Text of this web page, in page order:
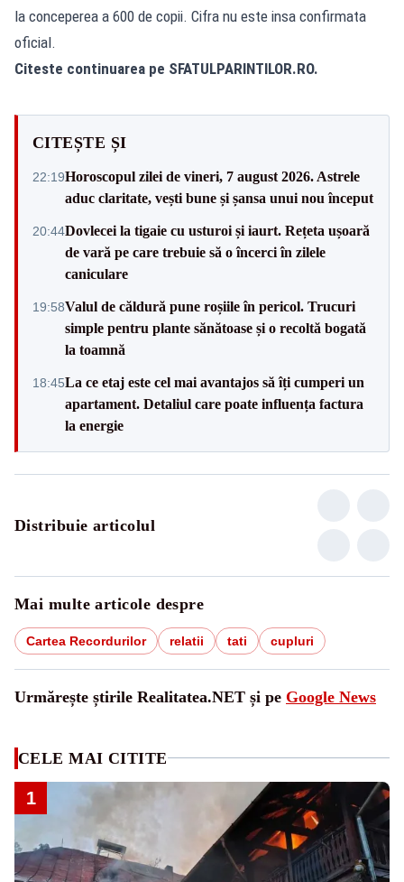
la conceperea a 600 de copii. Cifra nu este insa confirmata
oficial.
Citeste continuarea pe SFATULPARINTILOR.RO.
CITEȘTE ȘI
22:19Horoscopul zilei de vineri, 7 august 2026. Astrele
aduc claritate, vești bune și șansa unui nou început
20:44Dovlecei la tigaie cu usturoi și iaurt. Rețeta ușoară
de vară pe care trebuie să o încerci în zilele
caniculare
19:58Valul de căldură pune roșiile în pericol. Trucuri
simple pentru plante sănătoase și o recoltă bogată
la toamnă
18:45La ce etaj este cel mai avantajos să îți cumperi un
apartament. Detaliul care poate influența factura
la energie
Distribuie articolul
Mai multe articole despre
Cartea Recordurilor relatii tati cupluri
Urmărește știrile Realitatea.NET și pe Google News
CELE MAI CITITE
1